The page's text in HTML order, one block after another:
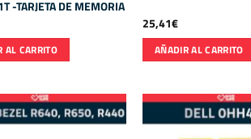
-TARJETA DE MEMORIA
AL CARRITO
25,41€
AÑADIR AL CARRITO